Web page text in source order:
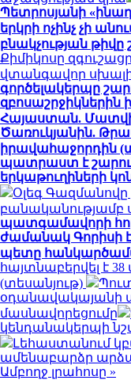
Պետրոսյանի
երկրի ոչինչ չի
բնակչության թիվը
Քիմիկոսը
վտանգավոր
գործելակերպը
զբոսաշրջիկներին
Հայաստան.
Ծառուկյանին.
իրավահաջորդին
պատրաստ է
երկաթուղիների
Օլեգ
բանականությամբ
պատգամավորի
ժամանակ Գորիսի
պետը
հայտնաբերվել է
(տեսանյութ)
օդանավակայանի
մասնավորեցումը
կենդանակերպի
Լեհաստանում
ամենաբարձր
Ամբողջ լրահոսը »